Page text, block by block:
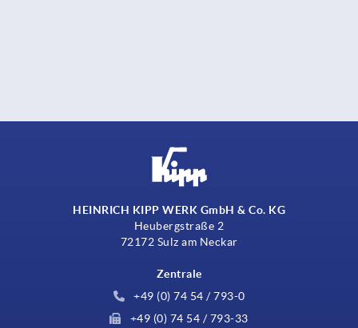
HEINRICH KIPP WERK GmbH & Co. KG
Heubergstraße 2
72172 Sulz am Neckar
Zentrale
+49 (0) 74 54 / 793-0
+49 (0) 74 54 / 793-33